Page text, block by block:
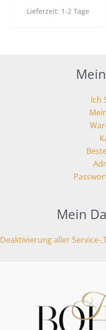
Lieferzeit: 1-2 Tage
Ich
Mein
Deaktivierung aller